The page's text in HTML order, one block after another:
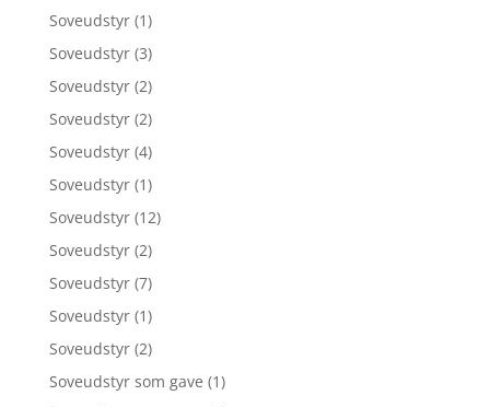
Soveudstyr (1)
Soveudstyr (3)
Soveudstyr (2)
Soveudstyr (2)
Soveudstyr (4)
Soveudstyr (1)
Soveudstyr (12)
Soveudstyr (2)
Soveudstyr (7)
Soveudstyr (1)
Soveudstyr (2)
Soveudstyr som gave (1)